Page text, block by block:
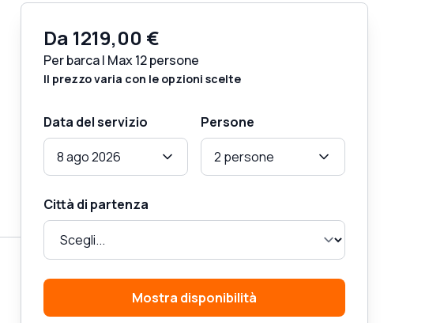
Da 1219,00 €
Per barca | Max 12 persone
Il prezzo varia con le opzioni scelte
Data del servizio
8 ago 2026
Persone
2 persone
Città di partenza
Mostra disponibilità